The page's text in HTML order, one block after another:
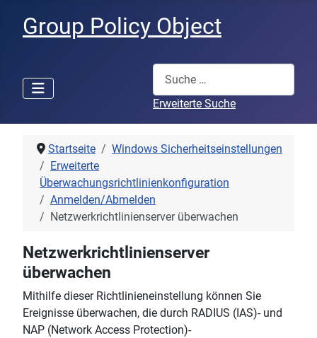
Group Policy Object
Suchen
Erweiterte Suche
Startseite
Windows Sicherheitseinstellungen
Erweiterte
Überwachungsrichtlinienkonfiguration
Anmelden/Abmelden
Netzwerkrichtlinienserver überwachen
Netzwerkrichtlinienserver
überwachen
Mithilfe dieser Richtlinieneinstellung können Sie
Ereignisse überwachen, die durch RADIUS (IAS)- und
NAP (Network Access Protection)-